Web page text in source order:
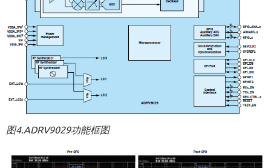
图4.ADRV9029功能框图